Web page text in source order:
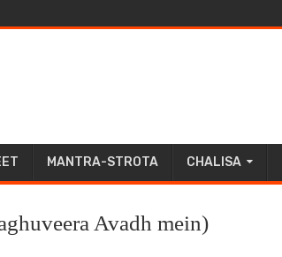
MANTRA-STROTA CHALISA
Avadh mein)